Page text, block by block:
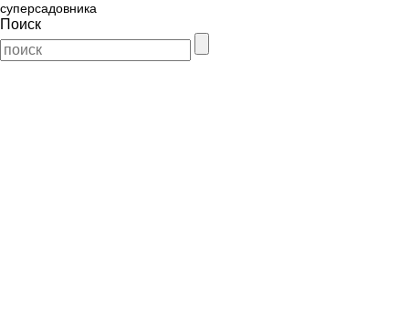
суперсадовника
Поиск